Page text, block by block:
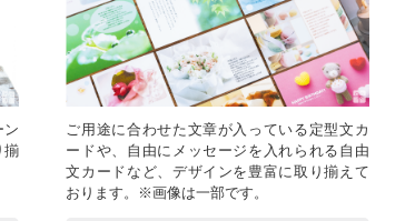
ン
揃
ご用途に合わせた文章が入っている定型文カ
ードや、自由にメッセージを入れられる自由
文カードなど、デザインを豊富に取り揃えて
おります。※画像は一部です。